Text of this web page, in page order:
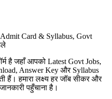
Card & Syllabus, Govt
है जहाँ आपको Latest Govt Jobs,
Answer Key और Syllabus
हमारा लक्ष्य हर जॉब सीकर और
पहुँचाना है।